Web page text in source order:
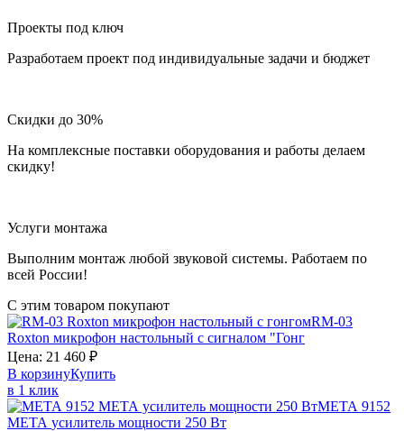
Проекты под ключ
Разработаем проект под индивидуальные задачи и бюджет
Скидки до 30%
На комплексные поставки оборудования и работы делаем
скидку!
Услуги монтажа
Выполним монтаж любой звуковой системы. Работаем по
всей России!
С этим товаром покупают
RM-03
Roxton микрофон настольный с сигналом "Гонг
Цена: 21 460 ₽
В корзинуКупить
в 1 клик
МЕТА 9152
МЕТА усилитель мощности 250 Вт